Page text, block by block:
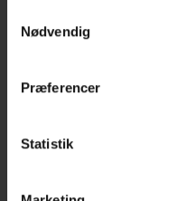
fortryder dit valg, kan du
samtykke” i bunden af
Læs mere om vores
Nødvendig
Præferencer
Statistik
PFA
PFA Helbredssikring
Online Sundhedshjælp